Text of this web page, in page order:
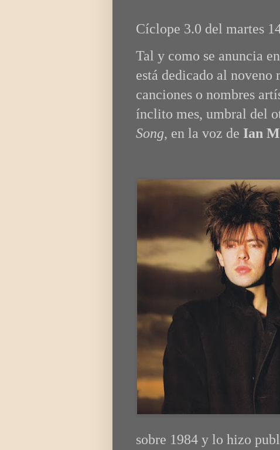
Cíclope 3.0 del martes
Tal y como se anuncia
está dedicado al noveno
canciones o nombres
ínclito mes, umbral del
Song, en la voz de Ian
sobre 1984 y lo hizo